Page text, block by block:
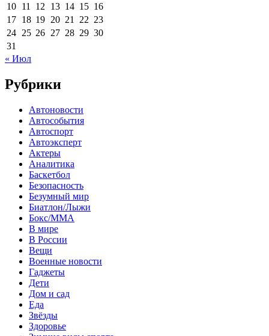
10 11 12 13 14 15 16
17 18 19 20 21 22 23
24 25 26 27 28 29 30
31
« Июл
Рубрики
Автоновости
Автособытия
Автоспорт
Автоэксперт
Актеры
Аналитика
Баскетбол
Безопасность
Безумный мир
Биатлон/Лыжи
Бокс/MMA
В мире
В России
Вещи
Военные новости
Гаджеты
Дети
Дом и сад
Еда
Звёзды
Здоровье